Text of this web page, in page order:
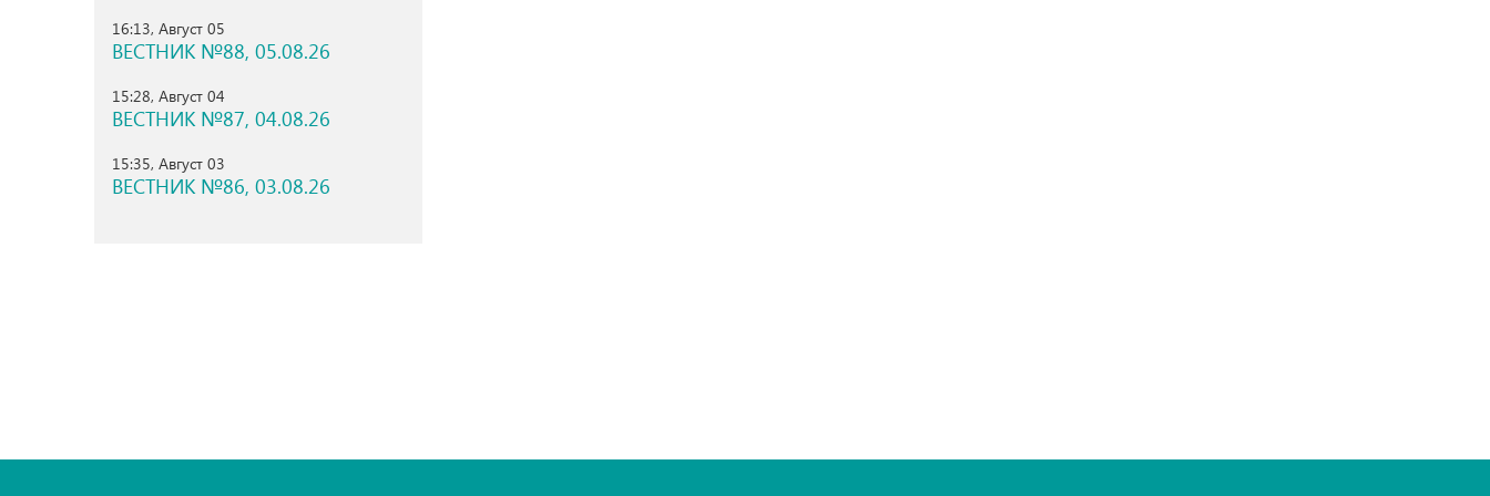
16:13, Август 05
ВЕСТНИК №88, 05.08.26
15:28, Август 04
ВЕСТНИК №87, 04.08.26
15:35, Август 03
ВЕСТНИК №86, 03.08.26